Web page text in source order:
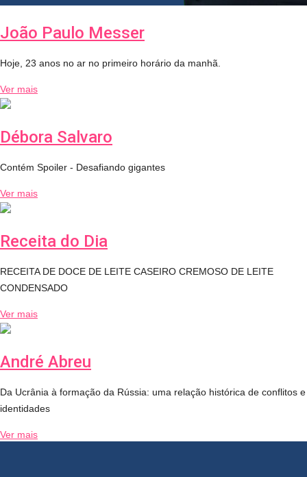
João Paulo Messer
Hoje, 23 anos no ar no primeiro horário da manhã.
Ver mais
Débora Salvaro
Contém Spoiler - Desafiando gigantes
Ver mais
Receita do Dia
RECEITA DE DOCE DE LEITE CASEIRO CREMOSO DE LEITE
CONDENSADO
Ver mais
André Abreu
Da Ucrânia à formação da Rússia: uma relação histórica de conflitos e
identidades
Ver mais